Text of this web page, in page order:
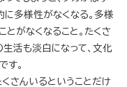
に多様性がなくなる。多様
がなくなること。たくさ
活も淡白になって、文化
す。
さんいるということだけ